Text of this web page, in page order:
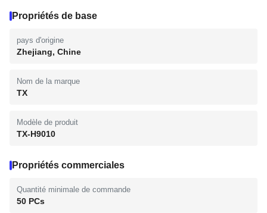
Propriétés de base
pays d'origine
Zhejiang, Chine
Nom de la marque
TX
Modèle de produit
TX-H9010
Propriétés commerciales
Quantité minimale de commande
50 PCs